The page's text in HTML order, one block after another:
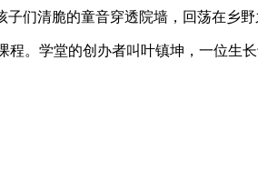
们清脆的童音穿透院墙，回荡在乡野
。学堂的创办者叫叶镇坤，一位生